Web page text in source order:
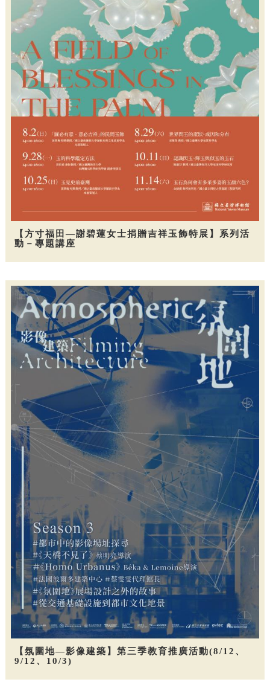
【方寸福田—謝碧蓮女士捐贈吉祥玉飾特展】系列活
動－專題講座
【氛圍地—影像建築】第三季教育推廣活動(8/12、
9/12、10/3)